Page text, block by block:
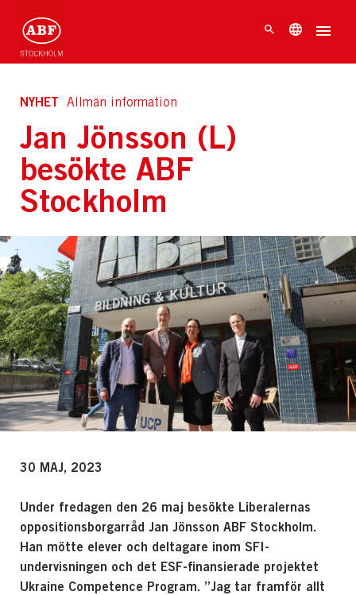
NYHET Allmän information
Jan Jönsson (L)
besökte ABF
Stockholm
30 MAJ, 2023
Under fredagen den 26 maj besökte Liberalernas
oppositionsborgarråd Jan Jönsson ABF Stockholm.
Han mötte elever och deltagare inom SFI-
undervisningen och det ESF-finansierade projektet
Ukraine Competence Program. ”Jag tar framför allt